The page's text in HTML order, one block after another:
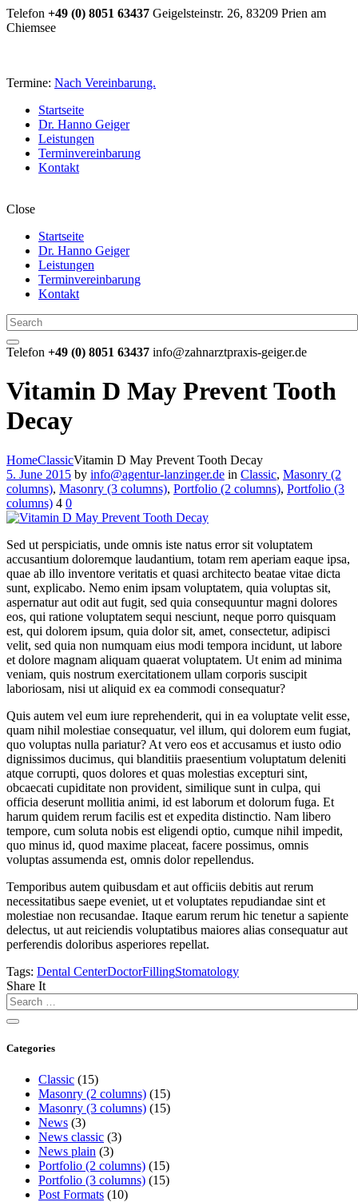
Telefon +49 (0) 8051 63437 Geigelsteinstr. 26, 83209 Prien am
Chiemsee
Termine: Nach Vereinbarung.
Startseite
Dr. Hanno Geiger
Leistungen
Terminvereinbarung
Kontakt
Close
Startseite
Dr. Hanno Geiger
Leistungen
Terminvereinbarung
Kontakt
Telefon +49 (0) 8051 63437 info@zahnarztpraxis-geiger.de
Vitamin D May Prevent Tooth
Decay
HomeClassicVitamin D May Prevent Tooth Decay
5. June 2015 by info@agentur-lanzinger.de in Classic, Masonry (2
columns), Masonry (3 columns), Portfolio (2 columns), Portfolio (3
columns) 4 0
Sed ut perspiciatis, unde omnis iste natus error sit voluptatem
accusantium doloremque laudantium, totam rem aperiam eaque ipsa,
quae ab illo inventore veritatis et quasi architecto beatae vitae dicta
sunt, explicabo. Nemo enim ipsam voluptatem, quia voluptas sit,
aspernatur aut odit aut fugit, sed quia consequuntur magni dolores
eos, qui ratione voluptatem sequi nesciunt, neque porro quisquam
est, qui dolorem ipsum, quia dolor sit, amet, consectetur, adipisci
velit, sed quia non numquam eius modi tempora incidunt, ut labore
et dolore magnam aliquam quaerat voluptatem. Ut enim ad minima
veniam, quis nostrum exercitationem ullam corporis suscipit
laboriosam, nisi ut aliquid ex ea commodi consequatur?
Quis autem vel eum iure reprehenderit, qui in ea voluptate velit esse,
quam nihil molestiae consequatur, vel illum, qui dolorem eum fugiat,
quo voluptas nulla pariatur? At vero eos et accusamus et iusto odio
dignissimos ducimus, qui blanditiis praesentium voluptatum deleniti
atque corrupti, quos dolores et quas molestias excepturi sint,
obcaecati cupiditate non provident, similique sunt in culpa, qui
officia deserunt mollitia animi, id est laborum et dolorum fuga. Et
harum quidem rerum facilis est et expedita distinctio. Nam libero
tempore, cum soluta nobis est eligendi optio, cumque nihil impedit,
quo minus id, quod maxime placeat, facere possimus, omnis
voluptas assumenda est, omnis dolor repellendus.
Temporibus autem quibusdam et aut officiis debitis aut rerum
necessitatibus saepe eveniet, ut et voluptates repudiandae sint et
molestiae non recusandae. Itaque earum rerum hic tenetur a sapiente
delectus, ut aut reiciendis voluptatibus maiores alias consequatur aut
perferendis doloribus asperiores repellat.
Tags: Dental CenterDoctorFillingStomatology
Share It
Categories
Classic (15)
Masonry (2 columns) (15)
Masonry (3 columns) (15)
News (3)
News classic (3)
News plain (3)
Portfolio (2 columns) (15)
Portfolio (3 columns) (15)
Post Formats (10)